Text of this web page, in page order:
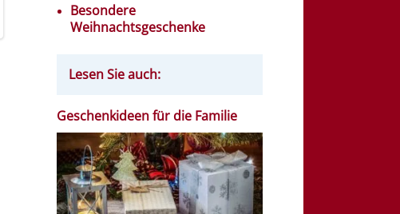
Besondere
Weihnachtsgeschenke
Lesen Sie auch:
Geschenkideen für die Familie